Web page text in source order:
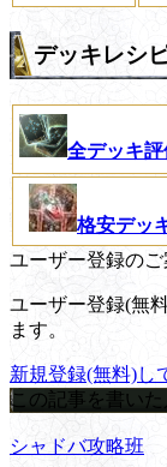
デッキレシ
全デッキ
格安デッ
ユーザー登録のご
ユーザー登録(無
ます。
新規登録(無料)し
この記事を書いた
シャドバ攻略班